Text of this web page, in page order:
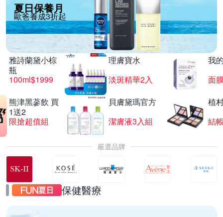
夏日保養月
歐爸養成3折起
雅詩蘭黛小棕
瓶
100ml$1999
理膚寶水
淡斑精華2入
我
面
熊津黑蔘飲 買
1送2
限搶超值組
貝膚黛瑪官方
潔膚液3入組
植
結
嚴選品牌
保健醫療